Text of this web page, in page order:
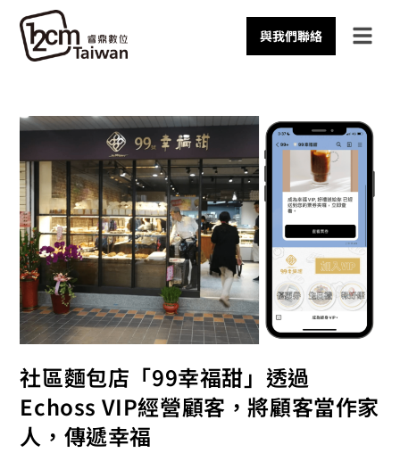
與我們聯絡
社區麵包店「99幸福甜」透過
Echoss VIP經營顧客，將顧客當作家
人，傳遞幸福